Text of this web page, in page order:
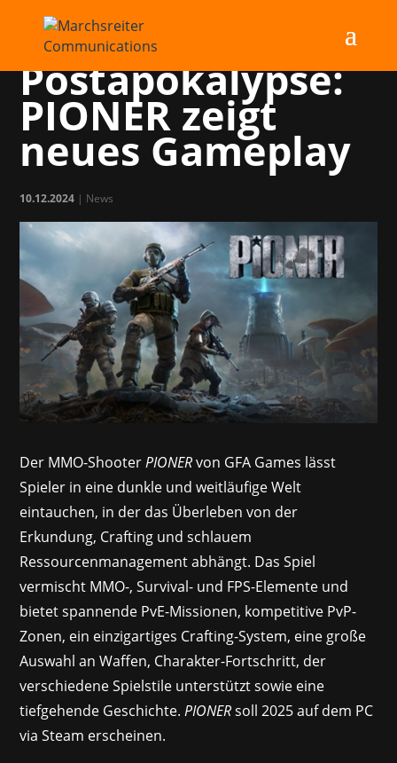
PR für die
Postapokalypse:
PIONER zeigt
neues Gameplay
10.12.2024 | News
Der MMO-ShooterPIONERvon GFA Games lässt
Spieler in eine dunkle und weitläufige Welt
eintauchen, in der das Überleben von der
Erkundung, Crafting und schlauem
Ressourcenmanagement abhängt. Das Spiel
vermischt MMO-, Survival- und FPS-Elemente und
bietet spannende PvE-Missionen, kompetitive PvP-
Zonen, ein einzigartiges Crafting-System, eine große
Auswahl an Waffen, Charakter-Fortschritt, der
verschiedene Spielstile unterstützt sowie eine
tiefgehende Geschichte.PIONERsoll 2025 auf dem PC
via Steam erscheinen.